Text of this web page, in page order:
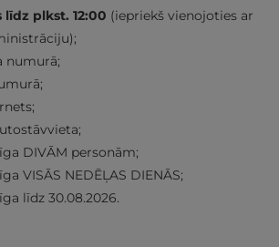
līdz plkst. 12:00 (iepriekš vienojoties ar
numurā;
DIVĀM personām;
VISĀS NEDĒĻAS DIENĀS;
līdz 30.08.2026.